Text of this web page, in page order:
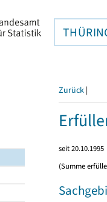
Zurück |
seit 20.10.1995
(Summe